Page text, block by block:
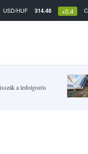
USD/HUF 314.48 +0.4
a ledolgozós